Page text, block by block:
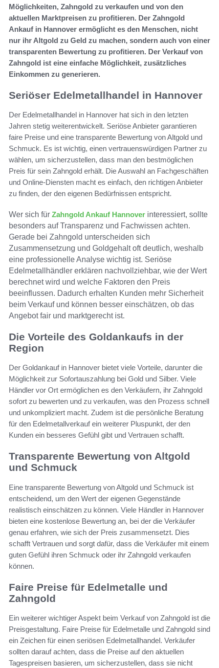
Möglichkeiten, Zahngold zu verkaufen und von den
aktuellen Marktpreisen zu profitieren. Der Zahngold
Ankauf in Hannover ermöglicht es den Menschen, nicht
nur ihr Altgold zu Geld zu machen, sondern auch von einer
transparenten Bewertung zu profitieren. Der Verkauf von
Zahngold ist eine einfache Möglichkeit, zusätzliches
Einkommen zu generieren.
Seriöser Edelmetallhandel in Hannover
Der Edelmetallhandel in Hannover hat sich in den letzten
Jahren stetig weiterentwickelt. Seriöse Anbieter garantieren
faire Preise und eine transparente Bewertung von Altgold und
Schmuck. Es ist wichtig, einen vertrauenswürdigen Partner zu
wählen, um sicherzustellen, dass man den bestmöglichen
Preis für sein Zahngold erhält. Die Auswahl an Fachgeschäften
und Online-Diensten macht es einfach, den richtigen Anbieter
zu finden, der den eigenen Bedürfnissen entspricht.
Wer sich für Zahngold Ankauf Hannover interessiert, sollte
besonders auf Transparenz und Fachwissen achten.
Gerade bei Zahngold unterscheiden sich
Zusammensetzung und Goldgehalt oft deutlich, weshalb
eine professionelle Analyse wichtig ist. Seriöse
Edelmetallhändler erklären nachvollziehbar, wie der Wert
berechnet wird und welche Faktoren den Preis
beeinflussen. Dadurch erhalten Kunden mehr Sicherheit
beim Verkauf und können besser einschätzen, ob das
Angebot fair und marktgerecht ist.
Die Vorteile des Goldankaufs in der
Region
Der Goldankauf in Hannover bietet viele Vorteile, darunter die
Möglichkeit zur Sofortauszahlung bei Gold und Silber. Viele
Händler vor Ort ermöglichen es den Verkäufern, ihr Zahngold
sofort zu bewerten und zu verkaufen, was den Prozess schnell
und unkompliziert macht. Zudem ist die persönliche Beratung
für den Edelmetallverkauf ein weiterer Pluspunkt, der den
Kunden ein besseres Gefühl gibt und Vertrauen schafft.
Transparente Bewertung von Altgold
und Schmuck
Eine transparente Bewertung von Altgold und Schmuck ist
entscheidend, um den Wert der eigenen Gegenstände
realistisch einschätzen zu können. Viele Händler in Hannover
bieten eine kostenlose Bewertung an, bei der die Verkäufer
genau erfahren, wie sich der Preis zusammensetzt. Dies
schafft Vertrauen und sorgt dafür, dass die Verkäufer mit einem
guten Gefühl ihren Schmuck oder ihr Zahngold verkaufen
können.
Faire Preise für Edelmetalle und
Zahngold
Ein weiterer wichtiger Aspekt beim Verkauf von Zahngold ist die
Preisgestaltung. Faire Preise für Edelmetalle und Zahngold sind
ein Zeichen für einen seriösen Edelmetallhandel. Verkäufer
sollten darauf achten, dass die Preise auf den aktuellen
Tagespreisen basieren, um sicherzustellen, dass sie nicht